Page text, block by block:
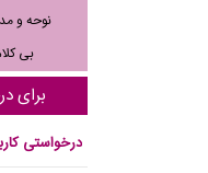
نوحه و
بی
برای
درخواستی